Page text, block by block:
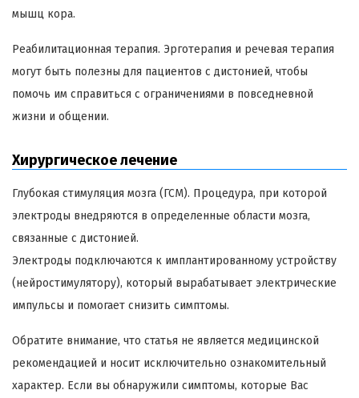
мышц кора.
Реабилитационная терапия. Эрготерапия и речевая терапия
могут быть полезны для пациентов с дистонией, чтобы
помочь им справиться с ограничениями в повседневной
жизни и общении.
Хирургическое лечение
Глубокая стимуляция мозга (ГСМ). Процедура, при которой
электроды внедряются в определенные области мозга,
связанные с дистонией.
Электроды подключаются к имплантированному устройству
(нейростимулятору), который вырабатывает электрические
импульсы и помогает снизить симптомы.
Обратите внимание, что статья не является медицинской
рекомендацией и носит исключительно ознакомительный
характер. Если вы обнаружили симптомы, которые Вас